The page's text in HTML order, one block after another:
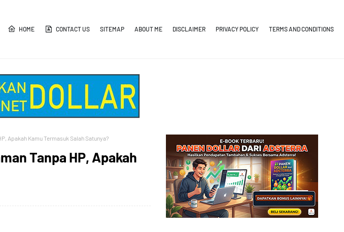
HOME CONTACT US SITEMAP ABOUT ME DISCLAIMER PRIVACY POLICY TERMS AND CONDITIONS
Apakah Kamu Termasuk Salah Satunya?
Tanpa HP, Apakah